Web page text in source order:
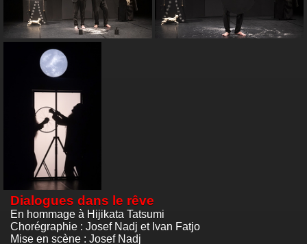
Dialogues dans le rêve
En hommage à Hijikata Tatsumi
Chorégraphie : Josef Nadj et Ivan Fatjo
Mise en scène : Josef Nadj